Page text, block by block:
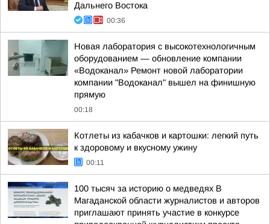
Дальнего Востока
00:36
Новая лаборатория с высокотехнологичным
оборудованием — обновление компании
«Водоканал» Ремонт новой лаборатории
компании "Водоканал" вышел на финишную
прямую
00:18
Котлеты из кабачков и картошки: легкий путь
к здоровому и вкусному ужину
00:11
100 тысяч за историю о медведях В
Магаданской области журналистов и авторов
приглашают принять участие в конкурсе